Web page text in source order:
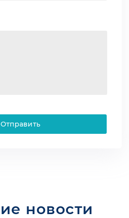
Отправить
новости